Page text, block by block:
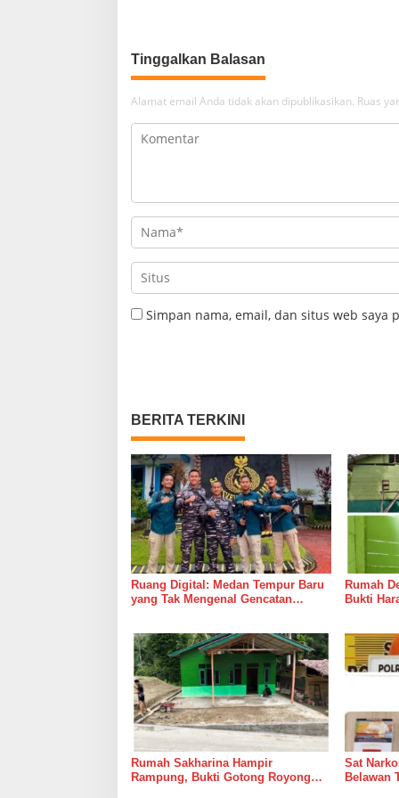
Tinggalkan Balasan
Alamat email Anda tidak akan dipublikasikan. Ruas
Simpan nama, email, dan situs web
BERITA TERKINI
Ruang Digital: Medan Tempur Baru
yang Tak Mengenal Gencatan
Rumah
Bukti
Rumah Sakharina Hampir
Rampung, Bukti Gotong Royong
Sat
Belawan